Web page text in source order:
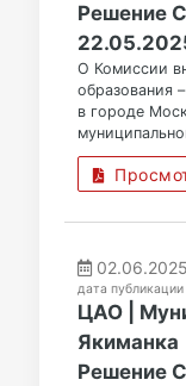
Решение
О Комиссии
образования
в городе
02.06.2025
дата публикации
ЦАО |
Якиманка
Решение